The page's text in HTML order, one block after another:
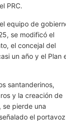
PRC.
equipo de
se modificó el
el concejal del
un año y el Plan
santanderinos,
y la creación de
se pierde una
el portavoz